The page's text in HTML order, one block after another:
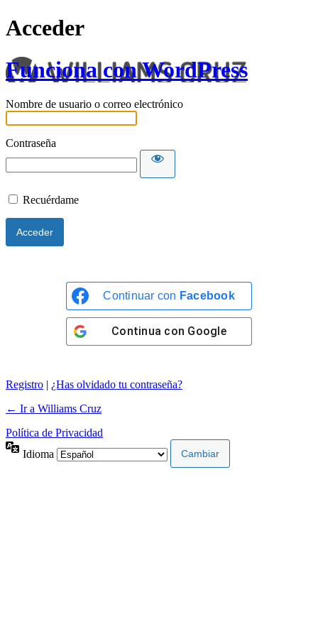
Acceder
Funciona con WordPress
Nombre de usuario o correo electrónico
Contraseña
Recuérdame
Continuar con Facebook
Continua con Google
Registro | ¿Has olvidado tu contraseña?
← Ir a Williams Cruz
Política de Privacidad
Idioma